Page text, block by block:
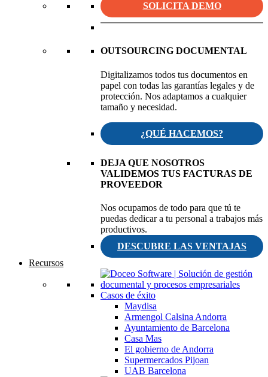
SOLICITA DEMO
OUTSOURCING DOCUMENTAL
Digitalizamos todos tus documentos en
papel con todas las garantías legales y de
protección. Nos adaptamos a cualquier
tamaño y necesidad.
¿QUÉ HACEMOS?
DEJA QUE NOSOTROS
VALIDEMOS TUS FACTURAS DE
PROVEEDOR
Nos ocupamos de todo para que tú te
puedas dedicar a tu personal a trabajos más
productivos.
DESCUBRE LAS VENTAJAS
Recursos
Casos de éxito
Maydisa
Armengol Calsina Andorra
Ayuntamiento de Barcelona
Casa Mas
El gobierno de Andorra
Supermercados Pijoan
UAB Barcelona